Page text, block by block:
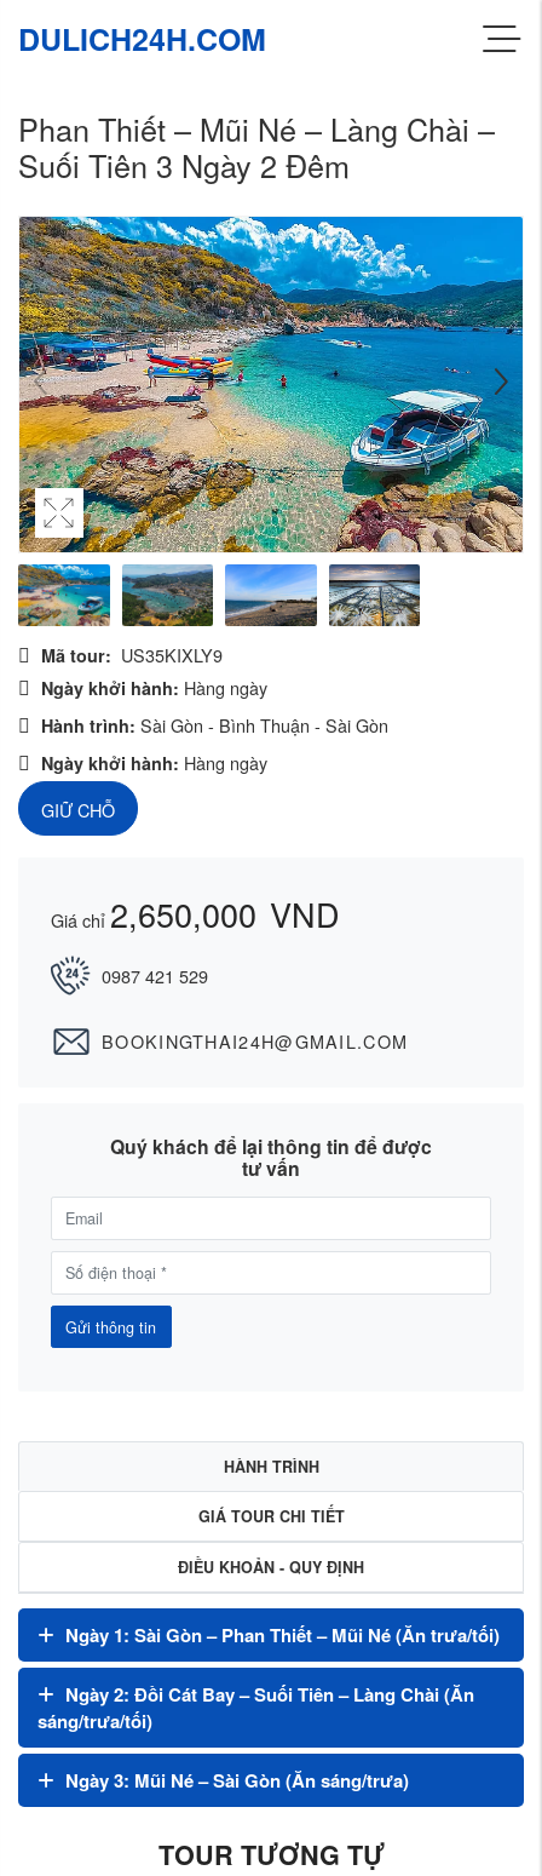
DULICH24H.COM
Phan Thiết – Mũi Né – Làng Chài –
Suối Tiên 3 Ngày 2 Đêm
Mã tour: US35KIXLY9
Ngày khởi hành: Hàng ngày
Hành trình: Sài Gòn - Bình Thuận - Sài Gòn
Ngày khởi hành: Hàng ngày
GIỮ CHỖ
Giá chỉ 2,650,000 VND
0987 421 529
BOOKINGTHAI24H@GMAIL.COM
Quý khách để lại thông tin để được
tư vấn
Gửi thông tin
HÀNH TRÌNH
GIÁ TOUR CHI TIẾT
ĐIỀU KHOẢN - QUY ĐỊNH
Ngày 1: Sài Gòn – Phan Thiết – Mũi Né (Ăn trưa/tối)
Ngày 2: Đồi Cát Bay – Suối Tiên – Làng Chài (Ăn
sáng/trưa/tối)
Ngày 3: Mũi Né – Sài Gòn (Ăn sáng/trưa)
TOUR TƯƠNG TỰ